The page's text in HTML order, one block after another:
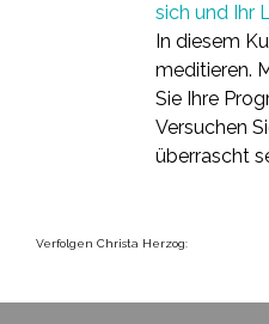
Verfolgen Christa Herzog:
sich und Ihr
In diesem
meditieren.
Sie Ihre
Versuchen
überrascht